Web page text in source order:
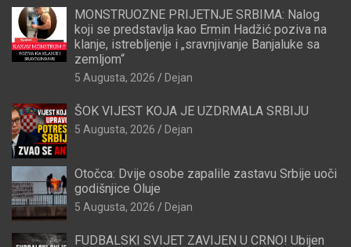
MONSTRUOZNE PRIJETNJE SRBIMA: Nalog
koji se predstavlja kao Ermin Hadžić poziva na
klanje, istrebljenje i „sravnjivanje Banjaluke sa
zemljom“
5 Augusta, 2026 Dejan
ŠOK VIJEST KOJA JE UZDRMALA SRBIJU
5 Augusta, 2026 Dejan
Otočca: Dvije osobe zapalile zastavu Srbije uoči
godišnjice Oluje
5 Augusta, 2026 Dejan
FUDBALSKI SVIJET ZAVIJEN U CRNO! Ubijen